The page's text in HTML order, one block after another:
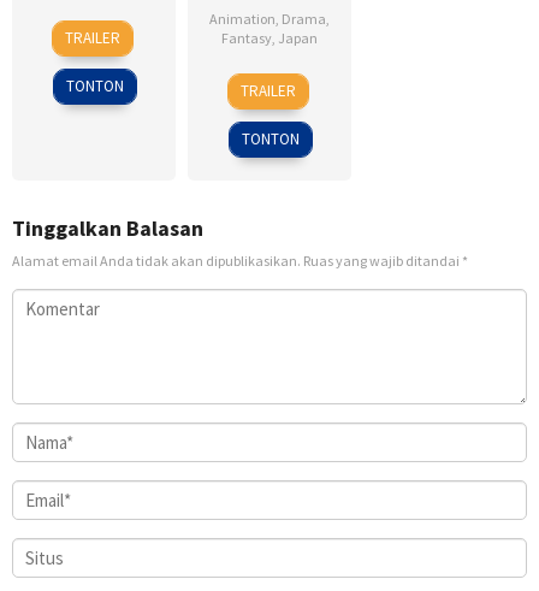
17
Jan
2007
Sean
Ellis
TRAILER
TONTON
Animation, Drama,
Fantasy, Japan
24
Feb
2018
Heo
Jong
TRAILER
TONTON
Tinggalkan Balasan
Alamat email Anda tidak akan dipublikasikan. Ruas yang wajib ditandai *